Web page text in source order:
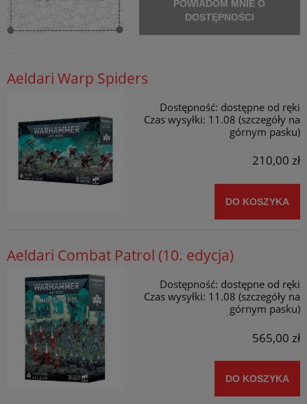
POWIADOM MNIE O
DOSTĘPNOŚCI
Aeldari Warp Spiders
Dostępność: dostępne od ręki
Czas wysyłki: 11.08 (szczegóły na
górnym pasku)
210,00 zł
DO KOSZYKA
Aeldari Combat Patrol (10. edycja)
Dostępność: dostępne od ręki
Czas wysyłki: 11.08 (szczegóły na
górnym pasku)
565,00 zł
DO KOSZYKA